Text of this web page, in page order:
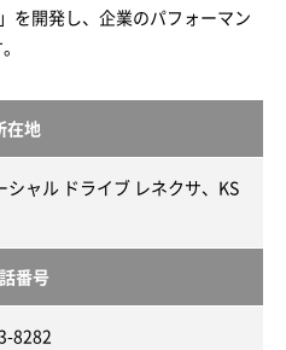
開発し、企業のパフォーマン
在地
シャル ドライブ レネクサ、KS
番号
8282